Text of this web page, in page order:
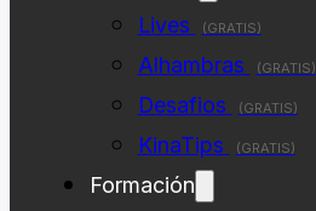
Lives
(GRATIS)
Alhambras (GRATIS)
Desafios (GRATIS)
KinaTips (GRATIS)
Formación